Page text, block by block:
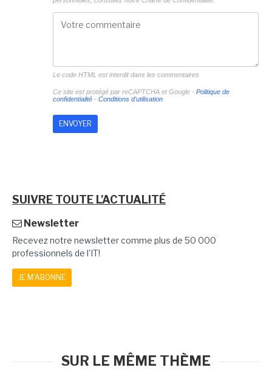
Le code HTML est interdit dans les commentaires
Ce site est protégé par reCAPTCHA et Google - Politique de
confidentialité- Conditions d'utilisation
SUIVRE TOUTE L'ACTUALITÉ
Newsletter
Recevez notre newsletter comme plus de 50 000
professionnels de l'IT!
JE M'ABONNE
SUR LE MÊME THÈME